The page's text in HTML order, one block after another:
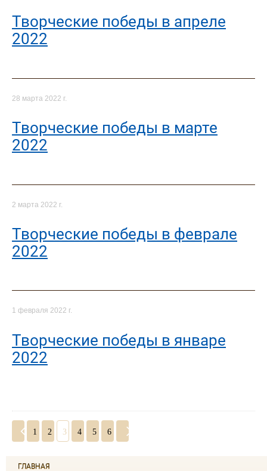
Творческие победы в апреле
2022
28 марта 2022 г.
Творческие победы в марте
2022
2 марта 2022 г.
Творческие победы в феврале
2022
1 февраля 2022 г.
Творческие победы в январе
2022
1 2 3 4 5 6
ГЛАВНАЯ